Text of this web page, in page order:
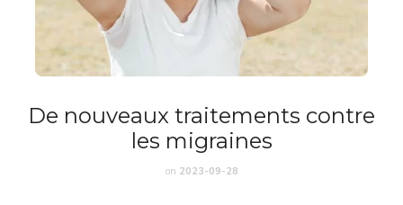
De nouveaux traitements contre
les migraines
on 2023-09-28